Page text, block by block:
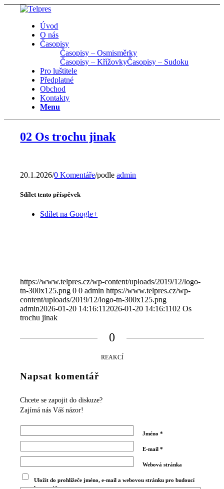
Úvod
O nás
Časopisy
Časopisy – Osmisměrky
Časopisy – KřížovkyČasopisy – Sudoku
Pro luštitele
Předplatné
Obchod
Kontakty
Menu
02 Os trochu jinak
20.1.2026/0 Komentáře/podleadmin
Sdílet tento příspěvek
Sdílet na Google+
https://www.telpres.cz/wp-content/uploads/2019/12/logo-
tn-300x125.png 0 0 admin https://www.telpres.cz/wp-
content/uploads/2019/12/logo-tn-300x125.png
admin2026-01-20 14:16:11 2026-01-20 14:16:1102 Os
trochu jinak
0
REAKCÍ
Napsat komentář
Chcete se zapojit do diskuze?
Zajímá nás Váš názor!
Jméno*
E-mail*
Webová stránka
Uložit do prohlížeče jméno, e-mail a webovou stránku pro budoucí
komentáře.